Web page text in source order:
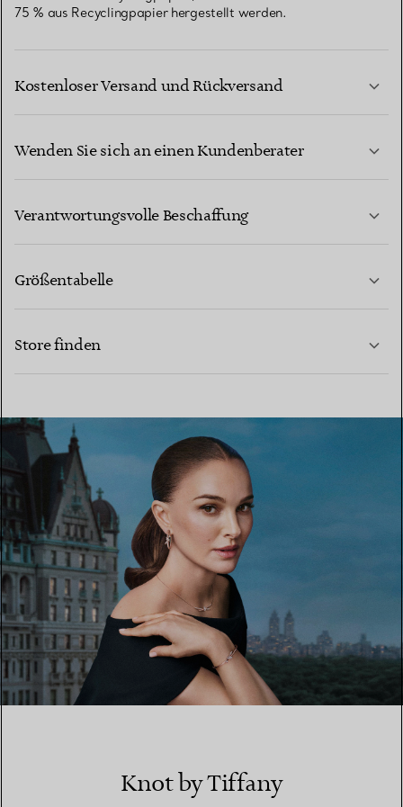
75 % aus Recyclingpapier hergestellt werden.
Kostenloser Versand und Rückversand
Wenden Sie sich an einen Kundenberater
Verantwortungsvolle Beschaffung
Größentabelle
Store finden
EINEN STORE IN IHRER NÄHE FINDEN
Knot by Tiffany